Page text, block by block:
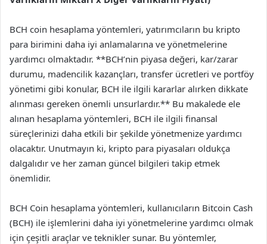
BCH coin hesaplama yöntemleri, yatırımcıların bu kripto
para birimini daha iyi anlamalarına ve yönetmelerine
yardımcı olmaktadır. **BCH’nin piyasa değeri, kar/zarar
durumu, madencilik kazançları, transfer ücretleri ve portföy
yönetimi gibi konular, BCH ile ilgili kararlar alırken dikkate
alınması gereken önemli unsurlardır.** Bu makalede ele
alınan hesaplama yöntemleri, BCH ile ilgili finansal
süreçlerinizi daha etkili bir şekilde yönetmenize yardımcı
olacaktır. Unutmayın ki, kripto para piyasaları oldukça
dalgalıdır ve her zaman güncel bilgileri takip etmek
önemlidir.
BCH Coin hesaplama yöntemleri, kullanıcıların Bitcoin Cash
(BCH) ile işlemlerini daha iyi yönetmelerine yardımcı olmak
için çeşitli araçlar ve teknikler sunar. Bu yöntemler,